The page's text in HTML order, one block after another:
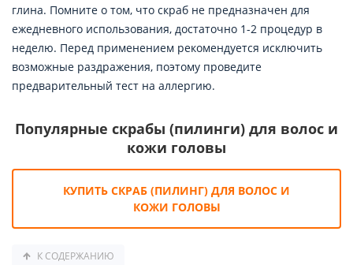
глина. Помните о том, что скраб не предназначен для
ежедневного использования, достаточно 1-2 процедур в
неделю. Перед применением рекомендуется исключить
возможные раздражения, поэтому проведите
предварительный тест на аллергию.
Популярные скрабы (пилинги) для волос и
кожи головы
КУПИТЬ СКРАБ (ПИЛИНГ) ДЛЯ ВОЛОС И
КОЖИ ГОЛОВЫ
К СОДЕРЖАНИЮ